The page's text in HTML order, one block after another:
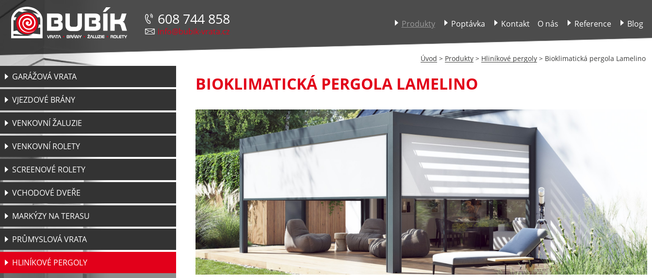
608 744 858
info@bubik-vrata.cz
Produkty Poptávka Kontakt O nás Reference Blog
Úvod > Produkty> Hliníkové pergoly> Bioklimatická pergola Lamelino
GARÁŽOVÁ VRATA
VJEZDOVÉ BRÁNY
VENKOVNÍ ŽALUZIE
VENKOVNÍ ROLETY
SCREENOVÉ ROLETY
VCHODOVÉ DVEŘE
MARKÝZY NA TERASU
PRŮMYSLOVÁ VRATA
HLINÍKOVÉ PERGOLY
BIOKLIMATICKÁ PERGOLA LAMELINO